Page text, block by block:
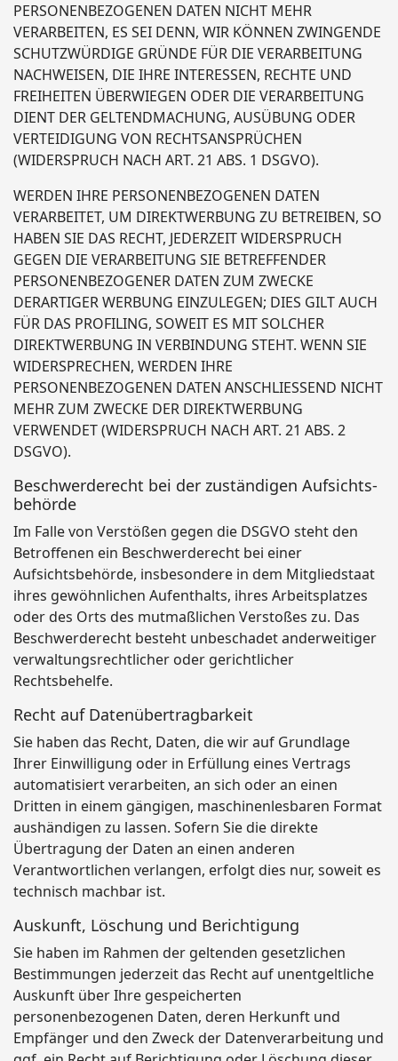
PERSONENBEZOGENEN DATEN NICHT MEHR
VERARBEITEN, ES SEI DENN, WIR KÖNNEN ZWINGENDE
SCHUTZWÜRDIGE GRÜNDE FÜR DIE VERARBEITUNG
NACHWEISEN, DIE IHRE INTERESSEN, RECHTE UND
FREIHEITEN ÜBERWIEGEN ODER DIE VERARBEITUNG
DIENT DER GELTENDMACHUNG, AUSÜBUNG ODER
VERTEIDIGUNG VON RECHTSANSPRÜCHEN
(WIDERSPRUCH NACH ART. 21 ABS. 1 DSGVO).
WERDEN IHRE PERSONENBEZOGENEN DATEN
VERARBEITET, UM DIREKTWERBUNG ZU BETREIBEN, SO
HABEN SIE DAS RECHT, JEDERZEIT WIDERSPRUCH
GEGEN DIE VERARBEITUNG SIE BETREFFENDER
PERSONENBEZOGENER DATEN ZUM ZWECKE
DERARTIGER WERBUNG EINZULEGEN; DIES GILT AUCH
FÜR DAS PROFILING, SOWEIT ES MIT SOLCHER
DIREKTWERBUNG IN VERBINDUNG STEHT. WENN SIE
WIDERSPRECHEN, WERDEN IHRE
PERSONENBEZOGENEN DATEN ANSCHLIESSEND NICHT
MEHR ZUM ZWECKE DER DIREKTWERBUNG
VERWENDET (WIDERSPRUCH NACH ART. 21 ABS. 2
DSGVO).
Beschwerde­recht bei der zuständigen Aufsichts­
behörde
Im Falle von Verstößen gegen die DSGVO steht den
Betroffenen ein Beschwerderecht bei einer
Aufsichtsbehörde, insbesondere in dem Mitgliedstaat
ihres gewöhnlichen Aufenthalts, ihres Arbeitsplatzes
oder des Orts des mutmaßlichen Verstoßes zu. Das
Beschwerderecht besteht unbeschadet anderweitiger
verwaltungsrechtlicher oder gerichtlicher
Rechtsbehelfe.
Recht auf Daten­übertrag­barkeit
Sie haben das Recht, Daten, die wir auf Grundlage
Ihrer Einwilligung oder in Erfüllung eines Vertrags
automatisiert verarbeiten, an sich oder an einen
Dritten in einem gängigen, maschinenlesbaren Format
aushändigen zu lassen. Sofern Sie die direkte
Übertragung der Daten an einen anderen
Verantwortlichen verlangen, erfolgt dies nur, soweit es
technisch machbar ist.
Auskunft, Löschung und Berichtigung
Sie haben im Rahmen der geltenden gesetzlichen
Bestimmungen jederzeit das Recht auf unentgeltliche
Auskunft über Ihre gespeicherten
personenbezogenen Daten, deren Herkunft und
Empfänger und den Zweck der Datenverarbeitung und